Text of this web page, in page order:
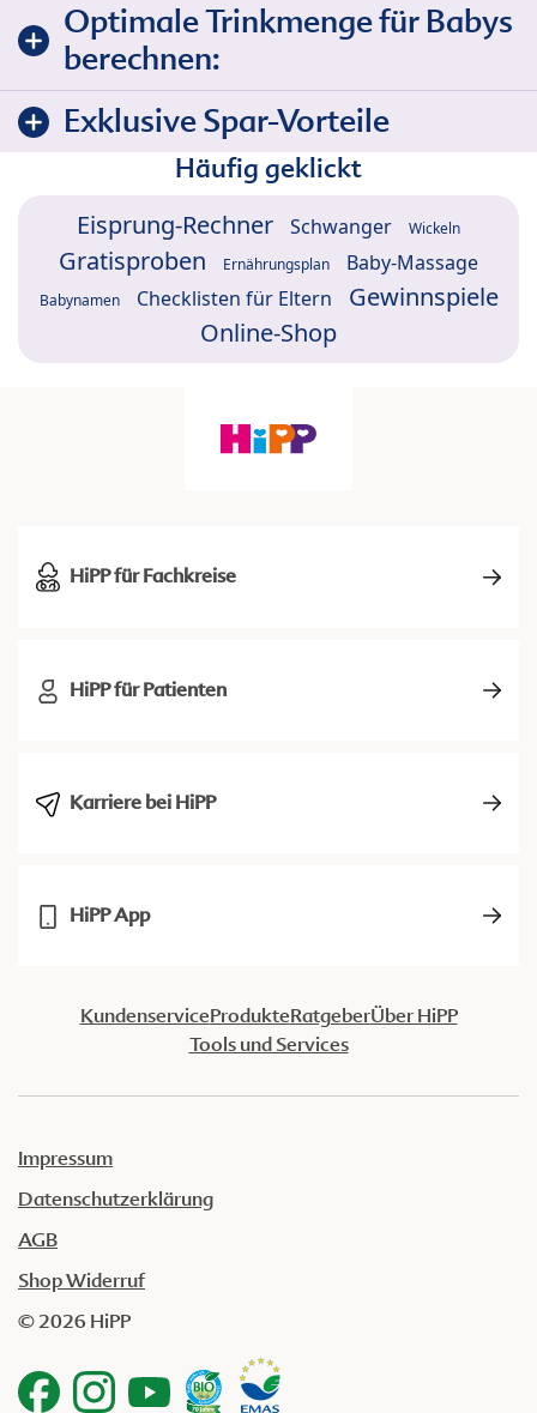
Optimale Trinkmenge für Babys
berechnen:
Exklusive Spar-Vorteile
Häufig geklickt
Eisprung-Rechner Schwanger Wickeln
Gratisproben Ernährungsplan Baby-Massage
Babynamen Checklisten für Eltern
Gewinnspiele
Online-Shop
HiPP für Fachkreise
HiPP für Patienten
Karriere bei HiPP
HiPP App
KundenserviceProdukteRatgeberÜber HiPP
Tools und Services
Impressum
Datenschutzerklärung
AGB
Shop Widerruf
© 2026 HiPP